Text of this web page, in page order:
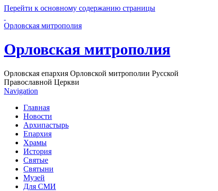
Перейти к основному содержанию страницы
Орловская митрополия
Орловская митрополия
Орловская епархия Орловской митрополии Русской
Православной Церкви
Navigation
Главная
Новости
Архипастырь
Епархия
Храмы
История
Святые
Святыни
Музей
Для СМИ